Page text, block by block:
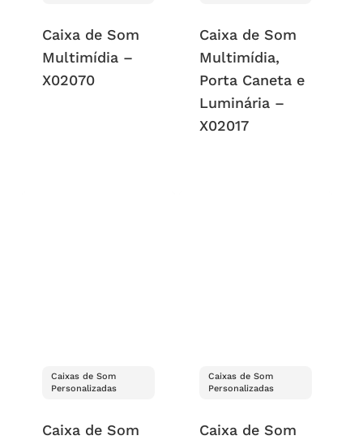
Caixa de Som
Multimídia –
X02070
Caixa de Som
Multimídia,
Porta Caneta e
Luminária –
X02017
Caixas de Som
Personalizadas
Caixa de Som
Caixas de Som
Personalizadas
Caixa de Som